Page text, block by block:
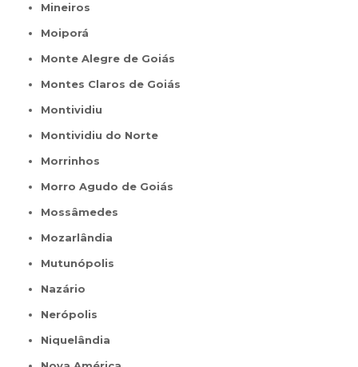
Mineiros
Moiporá
Monte Alegre de Goiás
Montes Claros de Goiás
Montividiu
Montividiu do Norte
Morrinhos
Morro Agudo de Goiás
Mossâmedes
Mozarlândia
Mutunópolis
Nazário
Nerópolis
Niquelândia